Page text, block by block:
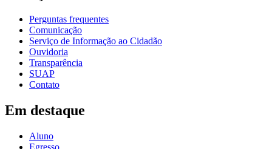
Perguntas frequentes
Comunicação
Serviço de Informação ao Cidadão
Ouvidoria
Transparência
SUAP
Contato
Em destaque
Aluno
Egresso